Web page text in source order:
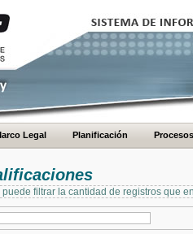
Legal Planificación Procesos
filtrar la cantidad de registros que